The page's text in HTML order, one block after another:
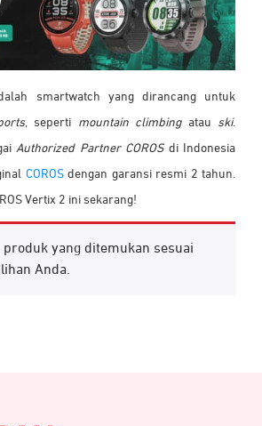
smartwatch yang dirancang untuk
, seperti mountain climbingatau ski.
Authorized Partner COROSdi Indonesia
COROSdengan garansi resmi 2 tahun.
Vertix 2 ini sekarang!
produk yang ditemukan sesuai
Anda.